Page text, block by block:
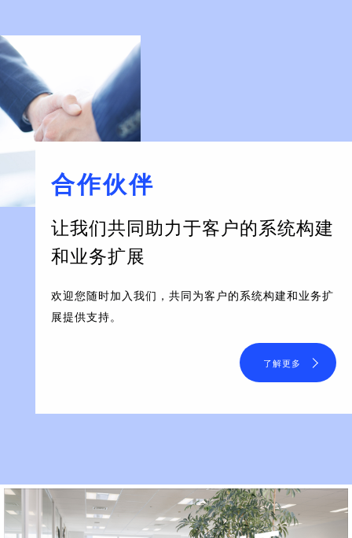
合作伙伴
让我们共同助力于客户的系统构建
和业务扩展
欢迎您随时加入我们，共同为客户的系统构建和业务扩
展提供支持。
了解更多